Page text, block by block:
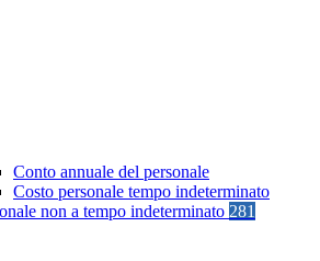
Conto annuale del personale
Costo personale tempo indeterminato
non a tempo indeterminato 281